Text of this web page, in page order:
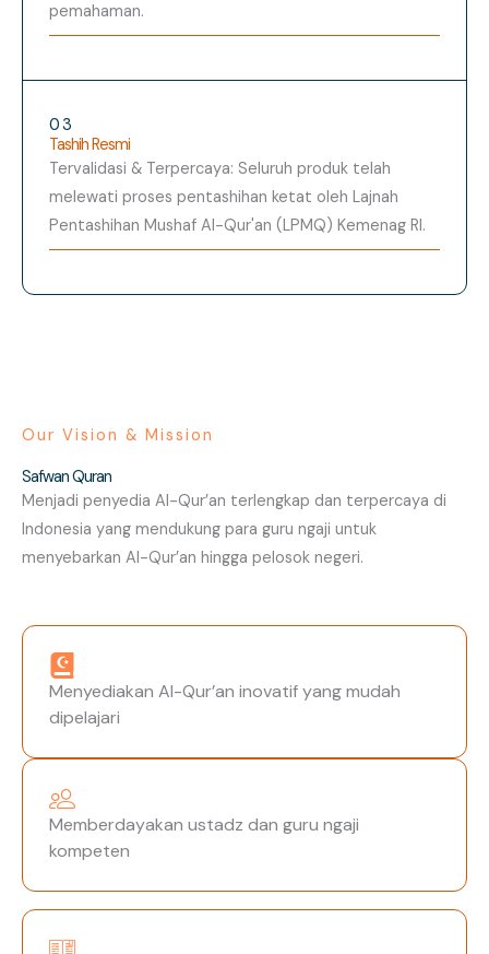
pemahaman.
03
Tashih Resmi
Tervalidasi & Terpercaya: Seluruh produk telah
melewati proses pentashihan ketat oleh Lajnah
Pentashihan Mushaf Al-Qur'an (LPMQ) Kemenag RI.
Our Vision & Mission
Safwan Quran
Menjadi penyedia Al-Qur’an terlengkap dan terpercaya di
Indonesia yang mendukung para guru ngaji untuk
menyebarkan Al-Qur’an hingga pelosok negeri.
Menyediakan Al-Qur’an inovatif yang mudah
dipelajari
Memberdayakan ustadz dan guru ngaji
kompeten